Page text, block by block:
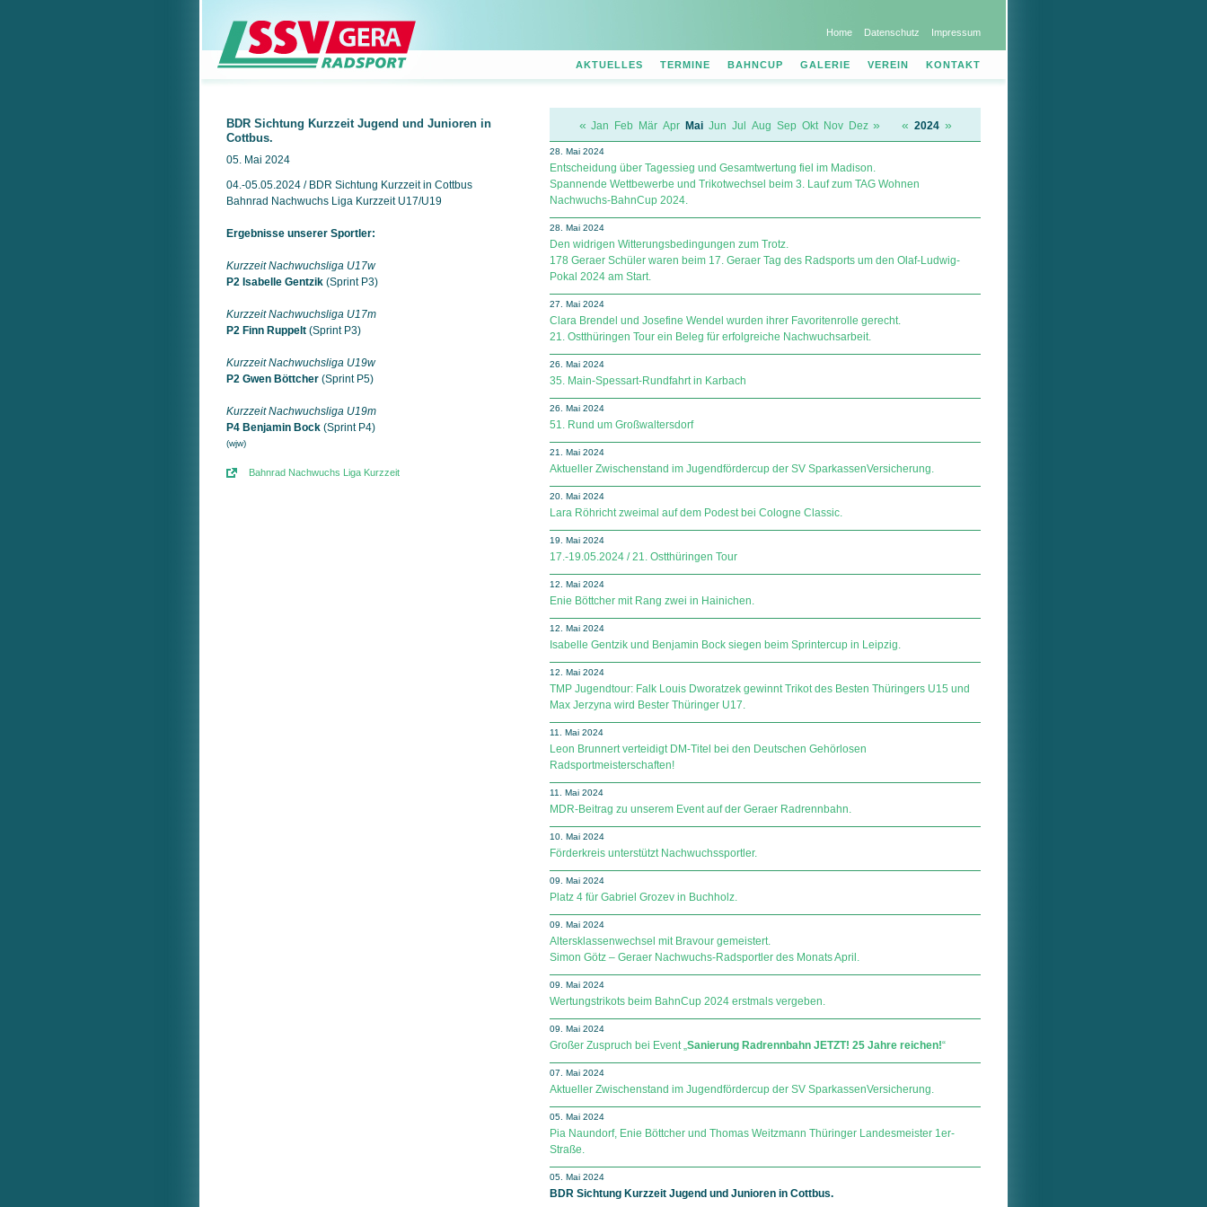
Home Datenschutz Impressum
AKTUELLES TERMINE BAHNCUP GALERIE VEREIN KONTAKT
BDR Sichtung Kurzzeit Jugend und Junioren in
Cottbus.
05. Mai 2024
04.-05.05.2024 / BDR Sichtung Kurzzeit in Cottbus
Bahnrad Nachwuchs Liga Kurzzeit U17/U19
Ergebnisse unserer Sportler:
Kurzzeit Nachwuchsliga U17w
P2 Isabelle Gentzik (Sprint P3)
Kurzzeit Nachwuchsliga U17m
P2 Finn Ruppelt (Sprint P3)
Kurzzeit Nachwuchsliga U19w
P2 Gwen Böttcher (Sprint P5)
Kurzzeit Nachwuchsliga U19m
P4 Benjamin Bock (Sprint P4)
(wjw)
Bahnrad Nachwuchs Liga Kurzzeit
« Jan Feb Mär Apr Mai Jun Jul Aug Sep Okt Nov Dez » « 2024 »
28. Mai 2024
Entscheidung über Tagessieg und Gesamtwertung fiel im Madison.
Spannende Wettbewerbe und Trikotwechsel beim 3. Lauf zum TAG Wohnen
Nachwuchs-BahnCup 2024.
28. Mai 2024
Den widrigen Witterungsbedingungen zum Trotz.
178 Geraer Schüler waren beim 17. Geraer Tag des Radsports um den Olaf-Ludwig-
Pokal 2024 am Start.
27. Mai 2024
Clara Brendel und Josefine Wendel wurden ihrer Favoritenrolle gerecht.
21. Ostthüringen Tour ein Beleg für erfolgreiche Nachwuchsarbeit.
26. Mai 2024
35. Main-Spessart-Rundfahrt in Karbach
26. Mai 2024
51. Rund um Großwaltersdorf
21. Mai 2024
Aktueller Zwischenstand im Jugendfördercup der SV Spar­kas­sen­Ver­si­che­rung.
20. Mai 2024
Lara Röhricht zweimal auf dem Podest bei Cologne Classic.
19. Mai 2024
17.-19.05.2024 / 21. Ostthüringen Tour
12. Mai 2024
Enie Böttcher mit Rang zwei in Hainichen.
12. Mai 2024
Isabelle Gentzik und Benjamin Bock siegen beim Sprintercup in Leipzig.
12. Mai 2024
TMP Jugendtour: Falk Louis Dworatzek gewinnt Trikot des Besten Thüringers U15 und
Max Jerzyna wird Bester Thüringer U17.
11. Mai 2024
Leon Brunnert verteidigt DM-Titel bei den Deutschen Gehörlosen
Radsportmeisterschaften!
11. Mai 2024
MDR-Beitrag zu unserem Event auf der Geraer Radrennbahn.
10. Mai 2024
Förderkreis unterstützt Nachwuchssportler.
09. Mai 2024
Platz 4 für Gabriel Grozev in Buchholz.
09. Mai 2024
Altersklassenwechsel mit Bravour gemeistert.
Simon Götz – Geraer Nachwuchs-Radsportler des Monats April.
09. Mai 2024
Wertungstrikots beim BahnCup 2024 erstmals vergeben.
09. Mai 2024
Großer Zuspruch bei Event „Sanierung Radrennbahn JETZT! 25 Jahre reichen!“
07. Mai 2024
Aktueller Zwischenstand im Jugendfördercup der SV Spar­kas­sen­Ver­si­che­rung.
05. Mai 2024
Pia Naundorf, Enie Böttcher und Thomas Weitzmann Thüringer Landesmeister 1er-
Straße.
05. Mai 2024
BDR Sichtung Kurzzeit Jugend und Junioren in Cottbus.